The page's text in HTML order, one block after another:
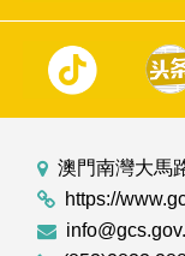
澳門南灣大馬
https://